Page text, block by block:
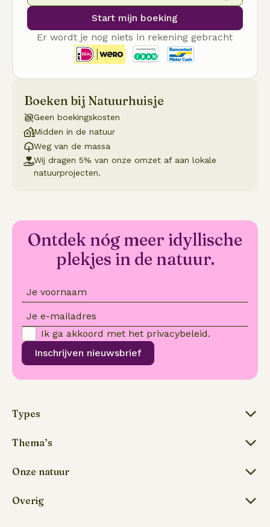
Start mijn boeking
Er wordt je nog niets in rekening gebracht
Boeken bij Natuurhuisje
Geen boekingskosten
Midden in de natuur
Weg van de massa
Wij dragen 5% van onze omzet af aan lokale
natuurprojecten.
Ontdek nóg meer idyllische
plekjes in de natuur.
Je voornaam
Je e-mailadres
Inschrijven nieuwsbrief
Ik ga akkoord met het privacybeleid.
Types
Thema’s
Onze natuur
Overig